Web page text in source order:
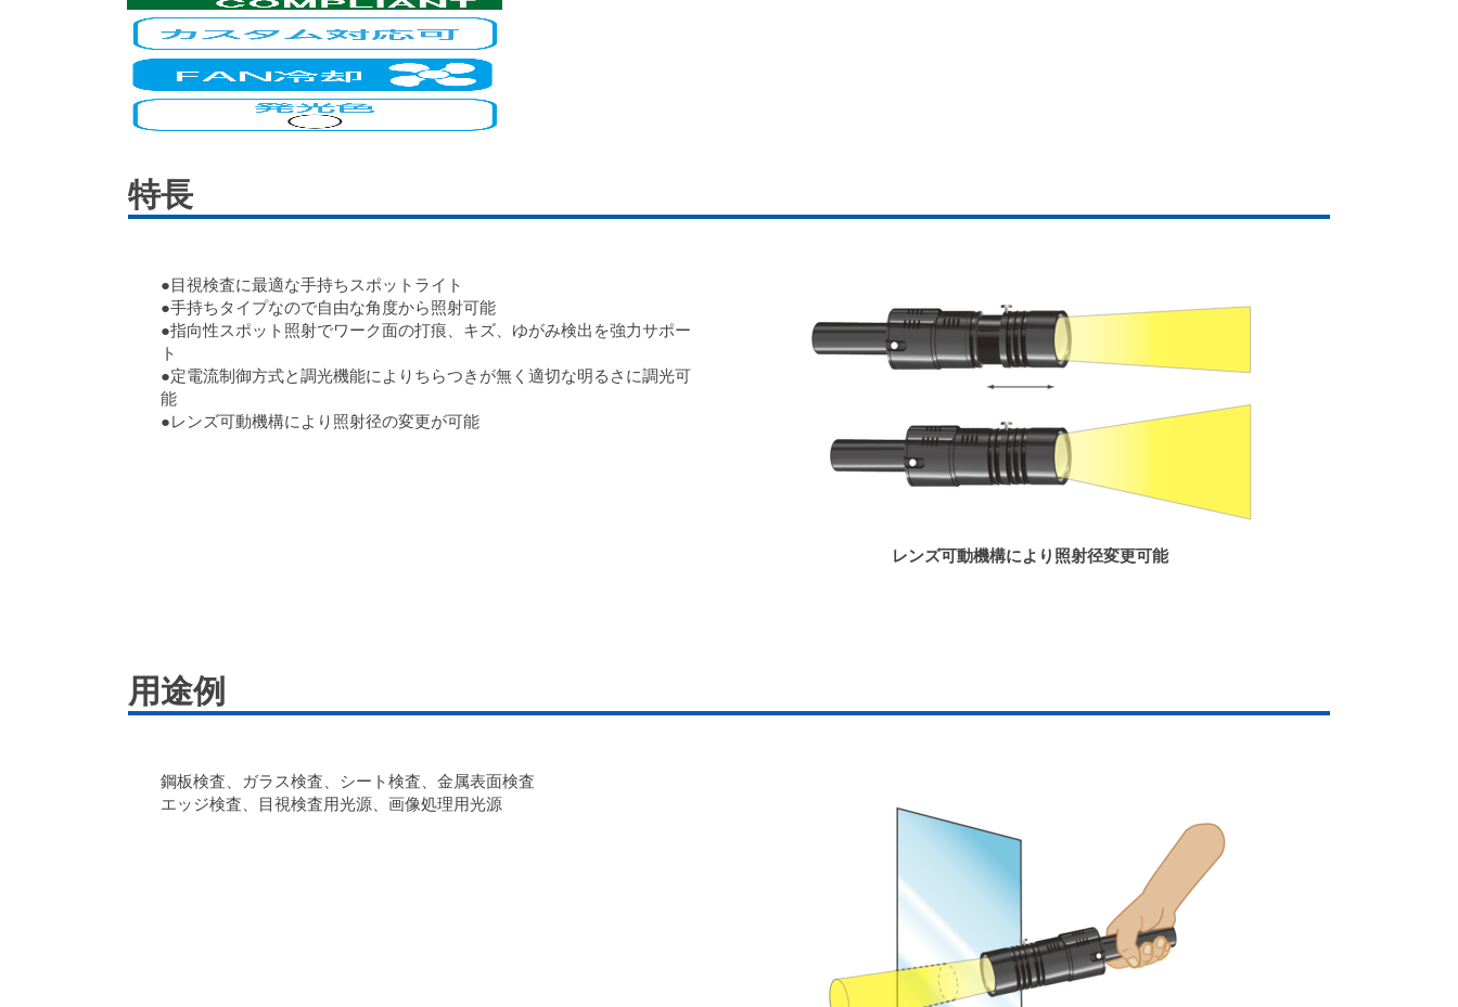
特長
●目視検査に最適な手持ちスポットライト
●手持ちタイプなので自由な角度から照射可能
●指向性スポット照射でワーク面の打痕、キズ、ゆがみ検出を強力サポー
ト
●定電流制御方式と調光機能によりちらつきが無く適切な明るさに調光可
能
●レンズ可動機構により照射径の変更が可能
レンズ可動機構により照射径変更可能
用途例
鋼板検査、ガラス検査、シート検査、金属表面検査
エッジ検査、目視検査用光源、画像処理用光源